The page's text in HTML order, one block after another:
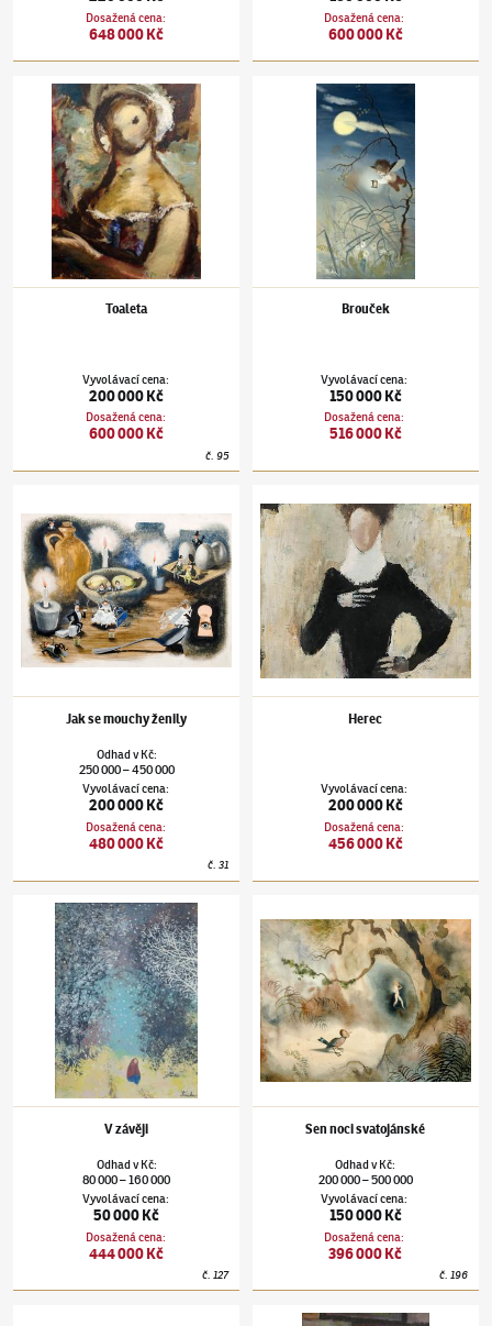
Dosažená cena:
648 000 Kč
Dosažená cena:
600 000 Kč
Jiří Trnka(1912–1969)Toaleta
Toaleta
Vyvolávací cena:
200 000 Kč
Dosažená cena:
600 000 Kč
č. 95
(1912–1969)Brouček
Brouček
Vyvolávací cena:
150 000 Kč
Dosažená cena:
516 000 Kč
Jak se mouchy ženily
Odhadv Kč:
250 000–450 000
Vyvolávací cena:
200 000 Kč
Dosažená cena:
480 000 Kč
č.31
Herec
Vyvolávací cena:
200 000 Kč
Dosažená cena:
456 000 Kč
Jiří Trnka(1912–1969)V závěji
V závěji
Odhadv Kč:
80 000–160 000
Vyvolávací cena:
50 000 Kč
Dosažená cena:
444 000 Kč
č.127
Sen noci svatojánské
OdhadvKč:
200 000–500 000
Vyvolávací cena:
150 000 Kč
Dosažená cena:
396 000 Kč
č.196
Jiří Trnka(1912–1969)Švadlena